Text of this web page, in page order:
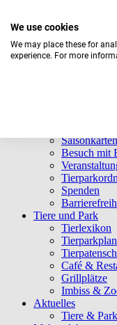
Saisonkarten
Besuch mit
Spenden
Tiere und Park
Tierlexikon
Tierparkplan
Café &
Grillplätze
Imbiss &
Aktuelles
Tiere & Park
We use cookies
We may place these for
experience. For more